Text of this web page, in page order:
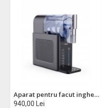
Lungime cablu
Aparat pentru facut inghetata si slush zilan zln4819, 5 moduri de preparare, capacitate 2l, silentios, putere 200w
940,00 Lei